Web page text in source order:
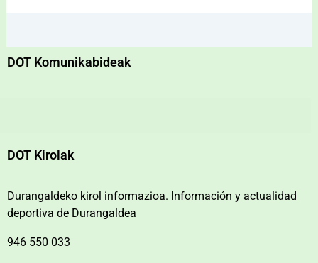
DOT Komunikabideak
DOT Kirolak
Durangaldeko kirol informazioa. Información y actualidad
deportiva de Durangaldea
946 550 033